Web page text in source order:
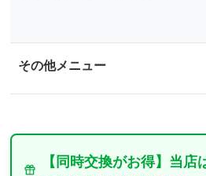
その他メニュー
【同時交換がお得】当